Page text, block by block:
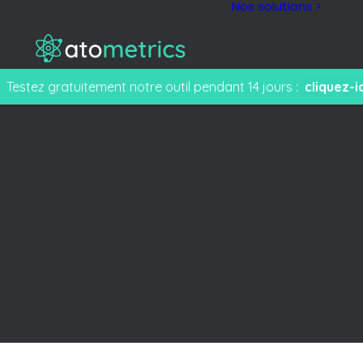
Nos solutions >
Testez gratuitement notre outil pendant 14 jours : cliquez-